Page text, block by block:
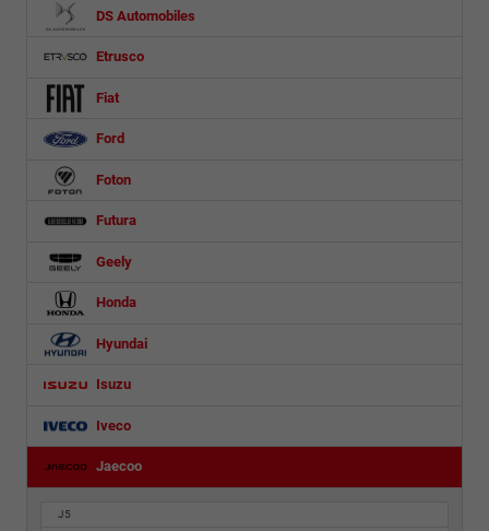
DS Automobiles
Etrusco
Fiat
Ford
Foton
Futura
Geely
Honda
Hyundai
Isuzu
Iveco
Jaecoo
J5